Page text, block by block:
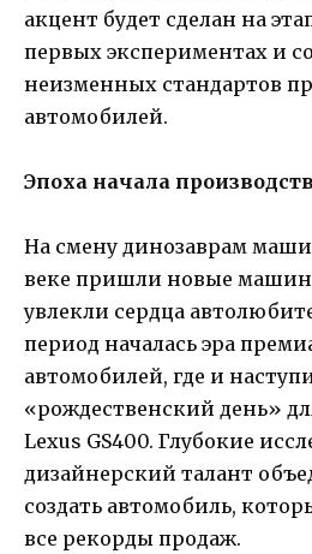
акцент будет сделан на
первых экспериментах и
неизменных стандартов
автомобилей.
Эпоха начала
На смену динозаврам
веке пришли новые
увлекли сердца
период началась эра
автомобилей, где и
«рождественский день»
Lexus GS400. Глубокие
дизайнерский талант
создать автомобиль,
все рекорды продаж.